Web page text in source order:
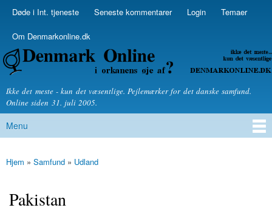
Skip to
Secondary menu
Døde i Int. tjeneste Seneste kommentarer Login Temaer
Om Denmarkonline.dk
Denmarkonline.dk - blognyheder om politik
Ikke det meste - kun det væsentlige. Pejlemærker for det danske samfund.
Online siden 31. juli 2005.
Main menu
Menu
You are here
Hjem » Samfund » Udland
Pakistan